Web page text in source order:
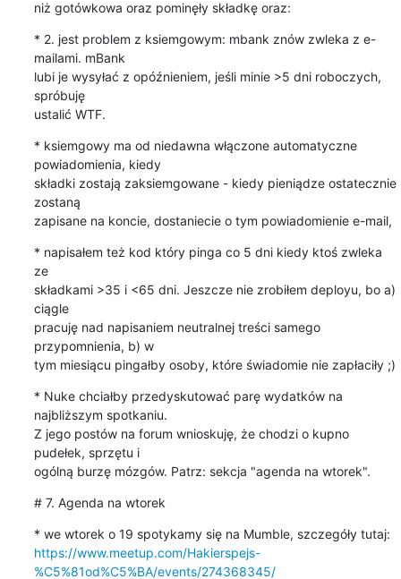
niż gotówkowa oraz pominęły składkę oraz:
* 2. jest problem z ksiemgowym: mbank znów zwleka z e-
mailami. mBank
lubi je wysyłać z opóźnieniem, jeśli minie >5 dni roboczych,
spróbuję
ustalić WTF.
* ksiemgowy ma od niedawna włączone automatyczne
powiadomienia, kiedy
składki zostają zaksiemgowane - kiedy pieniądze ostatecznie
zostaną
zapisane na koncie, dostaniecie o tym powiadomienie e-mail,
* napisałem też kod który pinga co 5 dni kiedy ktoś zwleka
ze
składkami >35 i <65 dni. Jeszcze nie zrobiłem deployu, bo a)
ciągle
pracuję nad napisaniem neutralnej treści samego
przypomnienia, b) w
tym miesiącu pingałby osoby, które świadomie nie zapłaciły ;)
* Nuke chciałby przedyskutować parę wydatków na
najbliższym spotkaniu.
Z jego postów na forum wnioskuję, że chodzi o kupno
pudełek, sprzętu i
ogólną burzę mózgów. Patrz: sekcja "agenda na wtorek".
# 7. Agenda na wtorek
https://www.meetup.com/Hakierspejs-
%C5%81od%C5%BA/events/274368345/